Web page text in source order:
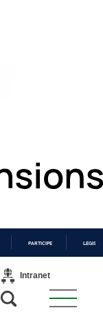
PARTICIPE
Intranet